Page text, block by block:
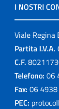
I NOSTRI
Viale Regina
Partita I.V.A.
C.F.
Telefono: 06
Fax: 06
PEC: